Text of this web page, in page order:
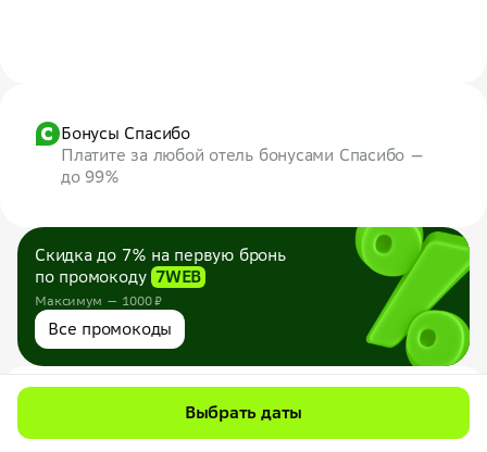
Бонусы Спасибо
Платите за любой отель бонусами Спасибо —
до 99%
Скидка до 7% на первую бронь
по промокоду 7WEB
Максимум — 1000 ₽
Все промокоды
Даты и гости
Выберите даты
Выбрать даты